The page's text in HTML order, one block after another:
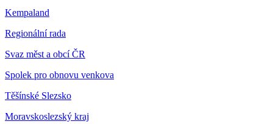
Kempaland
Regionální rada
Svaz měst a obcí ČR
Spolek pro obnovu venkova
Těšínské Slezsko
Moravskoslezský kraj